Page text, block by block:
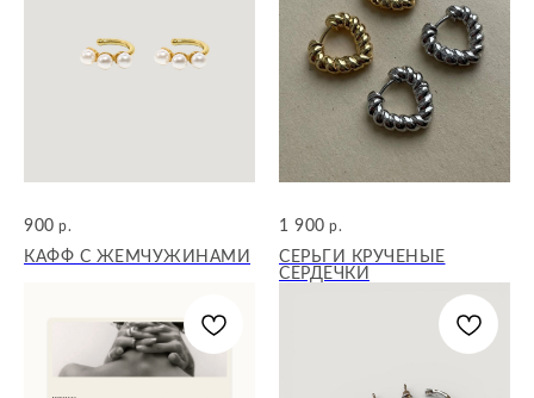
900 р.
КАФФ С ЖЕМЧУЖИНАМИ
1 900 р.
СЕРЬГИ КРУЧЕНЫЕ
СЕРДЕЧКИ